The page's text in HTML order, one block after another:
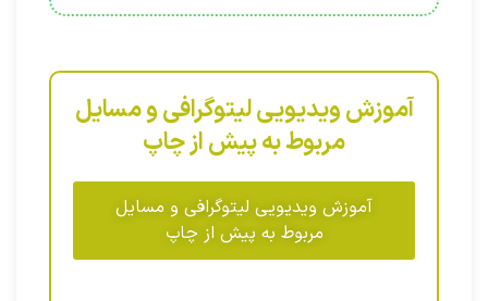
آموزش ویدیویی لیتوگرافی و مسایل
مربوط به پیش از چاپ
آموزش ویدیویی لیتوگرافی و مسایل
مربوط به پیش از چاپ